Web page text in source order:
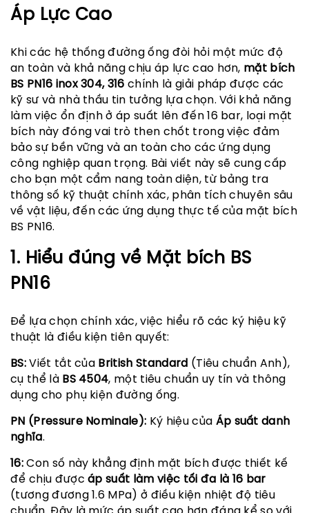
Áp Lực Cao
Khi các hệ thống đường ống đòi hỏi một mức độ
an toàn và khả năng chịu áp lực cao hơn, mặt bích
BS PN16 inox 304, 316 chính là giải pháp được các
kỹ sư và nhà thầu tin tưởng lựa chọn. Với khả năng
làm việc ổn định ở áp suất lên đến 16 bar, loại mặt
bích này đóng vai trò then chốt trong việc đảm
bảo sự bền vững và an toàn cho các ứng dụng
công nghiệp quan trọng. Bài viết này sẽ cung cấp
cho bạn một cẩm nang toàn diện, từ bảng tra
thông số kỹ thuật chính xác, phân tích chuyên sâu
về vật liệu, đến các ứng dụng thực tế của mặt bích
BS PN16.
1. Hiểu đúng về Mặt bích BS
PN16
Để lựa chọn chính xác, việc hiểu rõ các ký hiệu kỹ
thuật là điều kiện tiên quyết:
BS:Viết tắt của British Standard (Tiêu chuẩn Anh),
cụ thể là BS 4504, một tiêu chuẩn uy tín và thông
dụng cho phụ kiện đường ống.
PN (Pressure Nominale): Ký hiệu của Áp suất danh
nghĩa.
16:Con số này khẳng định mặt bích được thiết kế
để chịu đượcáp suất làm việc tối đa là 16 bar
(tương đương 1.6 MPa) ở điều kiện nhiệt độ tiêu